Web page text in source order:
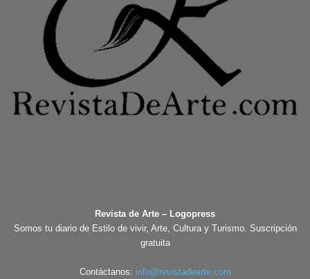
Revista de Arte – Logopress
Somos tu diario de Estilo de vivir, Arte, Cultura y Turismo. Suscripción
gratuita
Contáctanos: info@revistadearte.com